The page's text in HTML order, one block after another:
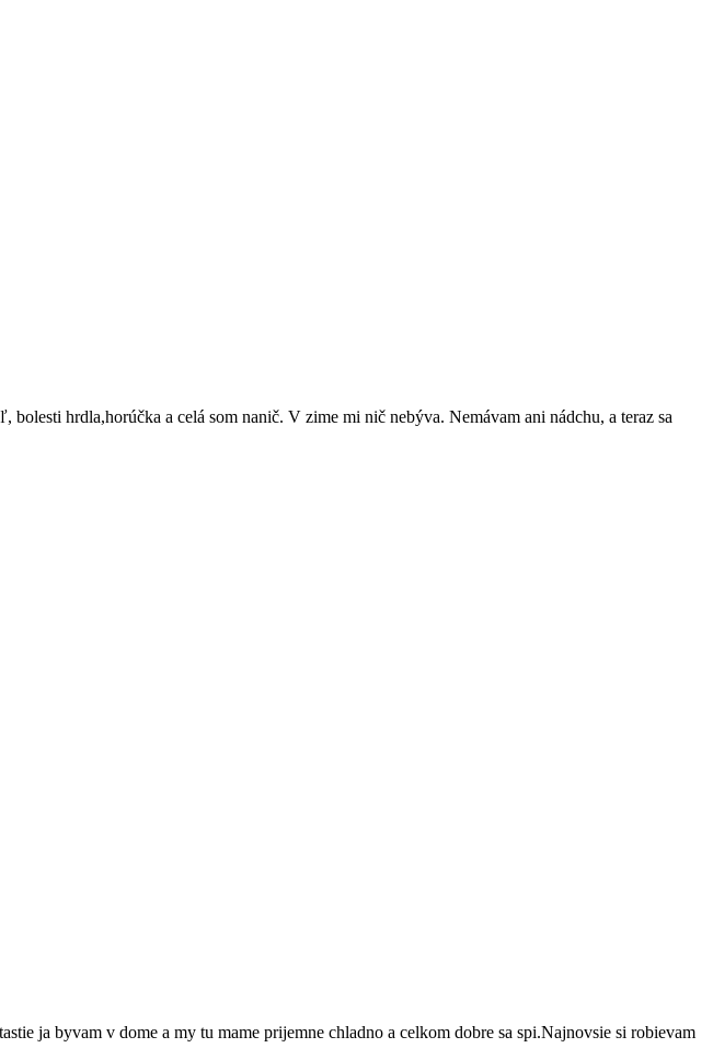
hrdla,horúčka a celá som nanič. V zime mi nič nebýva. Nemávam ani nádchu, a teraz sa
ja byvam v dome a my tu mame prijemne chladno a celkom dobre sa spi.Najnovsie si robievam